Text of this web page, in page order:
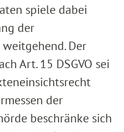
spiele dabei
der
Der
Art. 15 DSGVO sei
der
beschränke sich